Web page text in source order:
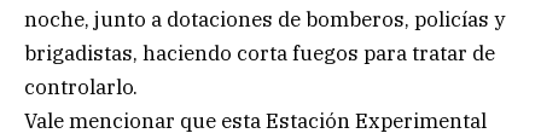
noche, junto a dotaciones de bomberos, policías y
brigadistas, haciendo corta fuegos para tratar de
controlarlo.
Vale mencionar que esta Estación Experimental